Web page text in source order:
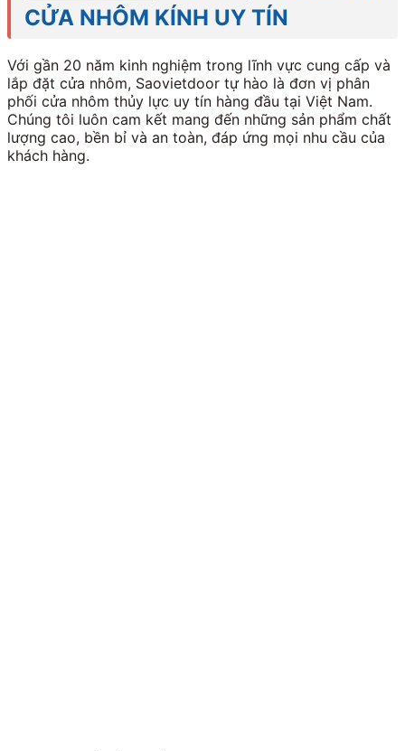
CỬA NHÔM KÍNH UY TÍN
Với gần 20 năm kinh nghiệm trong lĩnh vực cung cấp và
lắp đặt cửa nhôm, Saovietdoor tự hào là đơn vị phân
phối cửa nhôm thủy lực uy tín hàng đầu tại Việt Nam.
Chúng tôi luôn cam kết mang đến những sản phẩm chất
lượng cao, bền bỉ và an toàn, đáp ứng mọi nhu cầu của
khách hàng.